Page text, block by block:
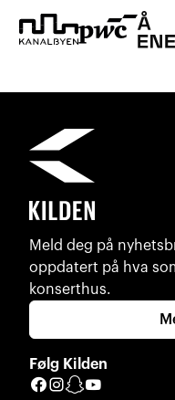
Meld deg på
oppdatert på hva
konserthus.
Følg Kilden
Facebook
Instagram
Snapchat